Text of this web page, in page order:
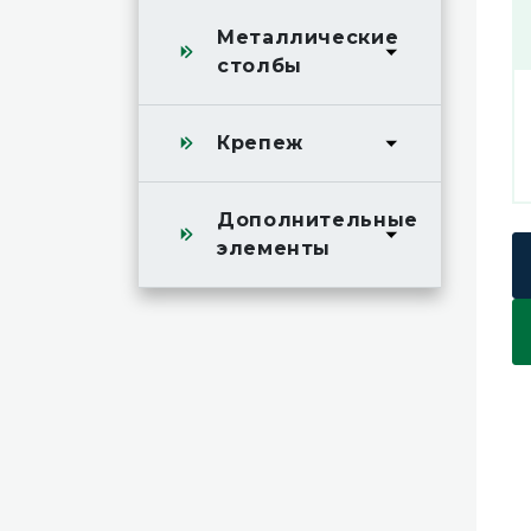
Металлические
столбы
Крепеж
Дополнительные
элементы